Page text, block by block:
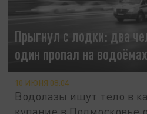
Прыгнул с лодки: два
один пропал на
10 ИЮНЯ 08:04
Водолазы ищут тело в
купание в Подмосковье